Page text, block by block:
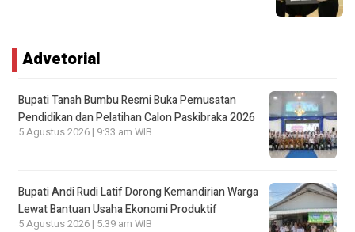
Advetorial
Bupati Tanah Bumbu Resmi Buka Pemusatan
Pendidikan dan Pelatihan Calon Paskibraka 2026
5 Agustus 2026 | 9:33 am WIB
Bupati Andi Rudi Latif Dorong Kemandirian Warga
Lewat Bantuan Usaha Ekonomi Produktif
5 Agustus 2026 | 5:39 am WIB